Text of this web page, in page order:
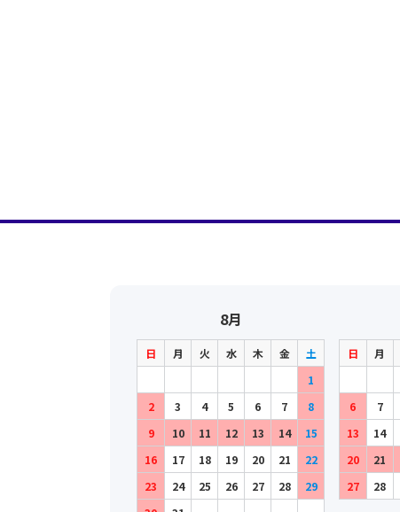
8月
日 月 火 水 木 金
土
1
2
3 4 5 6 7
8
9
10 11 12 13 14
15
16
17 18 19 20 21
22
23
24 25 26 27 28
29
日 月
6
7
13
14
20
21
27
28